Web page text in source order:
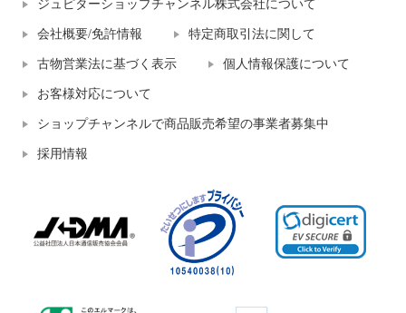
ジュピターショップチャンネル株式会社について
会社概要/免許情報 特定商取引法に関して
古物営業法に基づく表示 個人情報保護について
お客様対応について
ショップチャンネルで商品販売希望の事業者募集中
採用情報